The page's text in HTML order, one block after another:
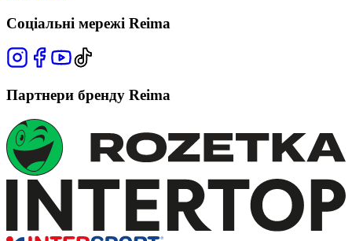
Соціальні мережі Reima
Партнери бренду Reima